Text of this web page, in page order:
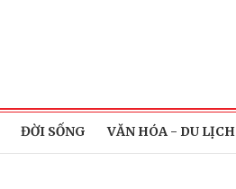
ĐỜI SỐNG VĂN HÓA - DU LỊCH